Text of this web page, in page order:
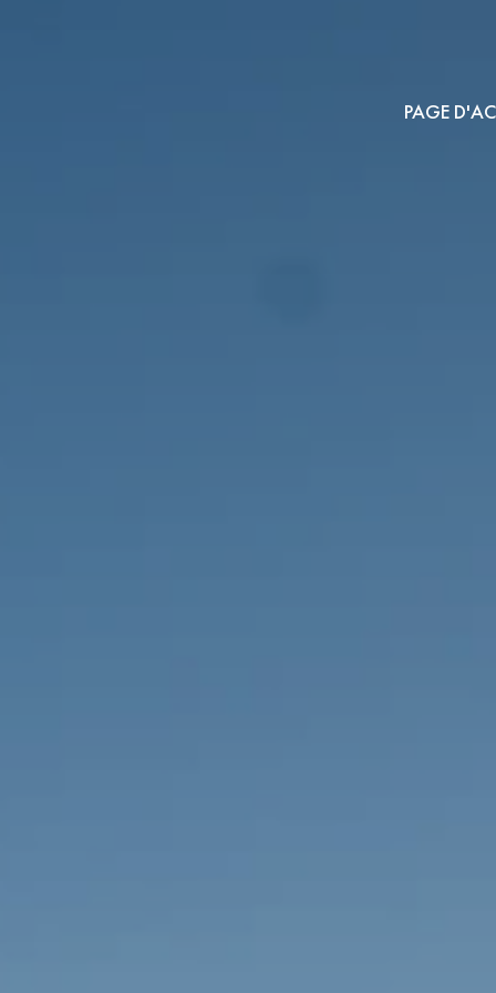
PAGE